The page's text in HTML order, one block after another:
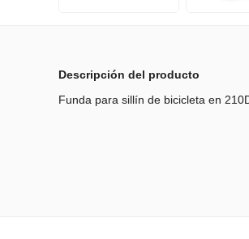
Descripción del producto
Funda para sillín de bicicleta en